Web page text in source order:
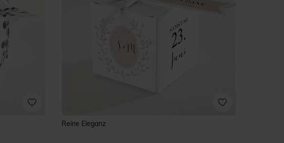
Reine Eleganz